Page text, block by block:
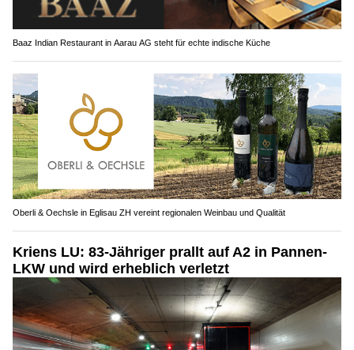
Baaz Indian Restaurant in Aarau AG steht für echte indische Küche
Oberli & Oechsle in Eglisau ZH vereint regionalen Weinbau und Qualität
Kriens LU: 83-Jähriger prallt auf A2 in Pannen-
LKW und wird erheblich verletzt